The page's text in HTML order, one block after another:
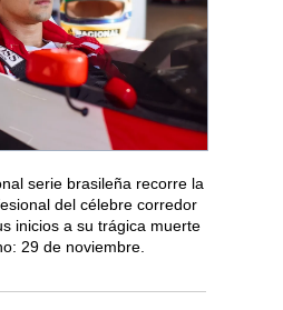
serie brasileña recorre la
del célebre corredor
inicios a su trágica muerte
29 de noviembre.